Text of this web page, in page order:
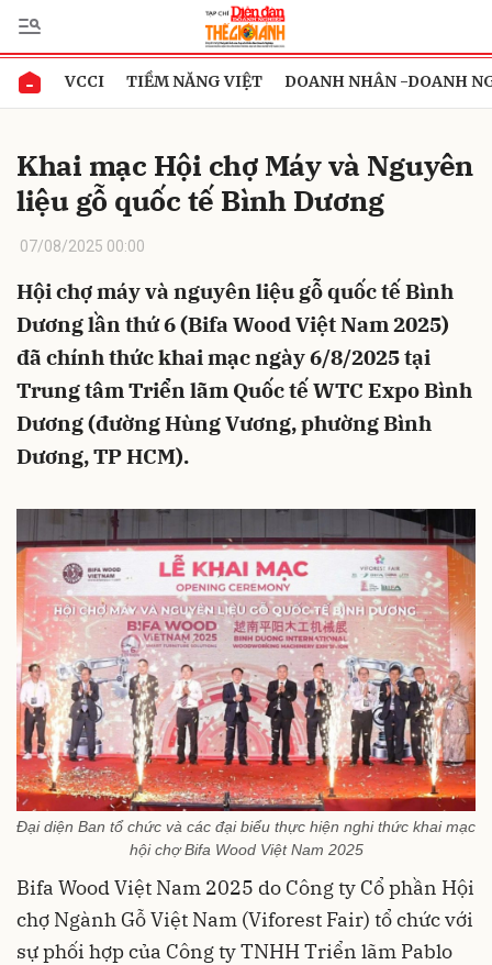
VCCI TIỀM NĂNG VIỆT DOANH NHÂN -DOANH
Khai mạc Hội chợ Máy và Nguyên
liệu gỗ quốc tế Bình Dương
07/08/2025 00:00
Hội chợ máy và nguyên liệu gỗ quốc tế Bình
Dương lần thứ 6 (Bifa Wood Việt Nam 2025)
đã chính thức khai mạc ngày 6/8/2025 tại
Trung tâm Triển lãm Quốc tế WTC Expo Bình
Dương (đường Hùng Vương, phường Bình
Dương, TP HCM).
Đại diện Ban tổ chức và các đại biểu thực hiện nghi thức khai mạc
hội chợ Bifa Wood Việt Nam 2025
Bifa Wood Việt Nam 2025 do Công ty Cổ phần Hội
chợ Ngành Gỗ Việt Nam (Viforest Fair) tổ chức với
sự phối hợp của Công ty TNHH Triển lãm Pablo
Gửi bình luận
Hủy Gửi